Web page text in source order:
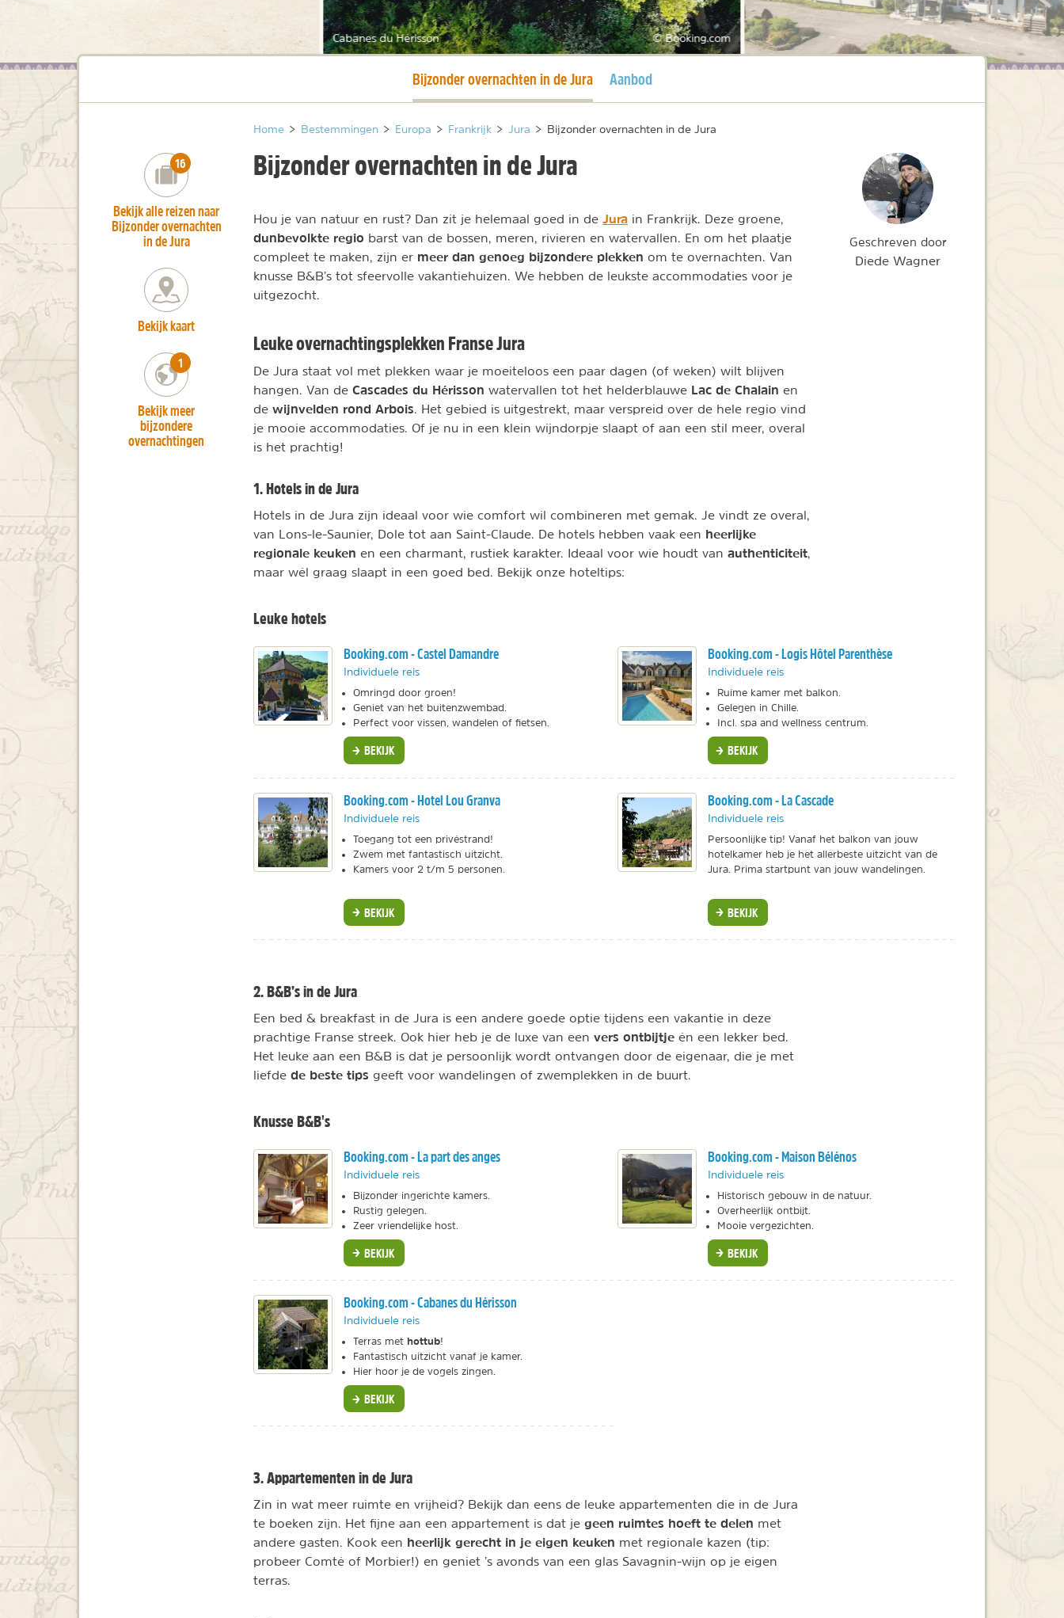
Cabanes du Hérisson © Booking.com
Huidige pagina
Bijzonder overnachten in de Jura Aanbod
Home > Bestemmingen > Europa > Frankrijk > Jura > Bijzonder overnachten in de Jura
Bijzonder overnachten in de Jura
Hou je van natuur en rust? Dan zit je helemaal goed in de Jura in Frankrijk. Deze groene,
dunbevolkte regio barst van de bossen, meren, rivieren en watervallen. En om het plaatje
compleet te maken, zijn er meer dan genoeg bijzondere plekken om te overnachten. Van
knusse B&B’s tot sfeervolle vakantiehuizen. We hebben de leukste accommodaties voor je
uitgezocht.
Leuke overnachtingsplekken Franse Jura
De Jura staat vol met plekken waar je moeiteloos een paar dagen (of weken) wilt blijven
hangen. Van de Cascades du Hérisson watervallen tot het helderblauwe Lac de Chalain en
de wijnvelden rond Arbois. Het gebied is uitgestrekt, maar verspreid over de hele regio vind
je mooie accommodaties. Of je nu in een klein wijndorpje slaapt of aan een stil meer, overal
is het prachtig!
1. Hotels in de Jura
Hotels in de Jura zijn ideaal voor wie comfort wil combineren met gemak. Je vindt ze overal,
van Lons-le-Saunier, Dole tot aan Saint-Claude. De hotels hebben vaak een heerlijke
regionale keuken en een charmant, rustiek karakter. Ideaal voor wie houdt van authenticiteit,
maar wél graag slaapt in een goed bed. Bekijk onze hoteltips:
Leuke hotels
Booking.com - Castel Damandre
Individuele reis
Omringd door groen!
Geniet van het buitenzwembad.
Perfect voor vissen, wandelen of fietsen.
BEKIJK
Booking.com - Logis Hôtel Parenthèse
Individuele reis
Ruime kamer met balkon.
Gelegen in Chille.
Incl. spa and wellness centrum.
BEKIJK
Booking.com - Hotel Lou Granva
Individuele reis
Toegang tot een privéstrand!
Zwem met fantastisch uitzicht.
Kamers voor 2 t/m 5 personen.
BEKIJK
Booking.com - La Cascade
Individuele reis
Persoonlijke tip! Vanaf het balkon van jouw
hotelkamer heb je het allerbeste uitzicht van de
Jura. Prima startpunt van jouw wandelingen.
BEKIJK
2. B&B’s in de Jura
Een bed & breakfast in de Jura is een andere goede optie tijdens een vakantie in deze
prachtige Franse streek. Ook hier heb je de luxe van een vers ontbijtje én een lekker bed.
Het leuke aan een B&B is dat je persoonlijk wordt ontvangen door de eigenaar, die je met
liefde de beste tips geeft voor wandelingen of zwemplekken in de buurt.
Knusse B&B's
Booking.com - La part des anges
Individuele reis
Bijzonder ingerichte kamers.
Rustig gelegen.
Zeer vriendelijke host.
BEKIJK
Booking.com - Maison Bélénos
Individuele reis
Historisch gebouw in de natuur.
Overheerlijk ontbijt.
Mooie vergezichten.
BEKIJK
Booking.com - Cabanes du Hérisson
Individuele reis
Terras met hottub!
Fantastisch uitzicht vanaf je kamer.
Hier hoor je de vogels zingen.
BEKIJK
3. Appartementen in de Jura
Zin in wat meer ruimte en vrijheid? Bekijk dan eens de leuke appartementen die in de Jura
te boeken zijn. Het fijne aan een appartement is dat je geen ruimtes hoeft te delen met
andere gasten. Kook een heerlijk gerecht in je eigen keuken met regionale kazen (tip:
probeer Comté of Morbier!) en geniet ’s avonds van een glas Savagnin-wijn op je eigen
terras.
number_of_trips:
16
Bekijk alle reizen naar
Bijzonder overnachten
in de Jura
Bekijk kaart
number_of_trips:
1
Bekijk meer
bijzondere
overnachtingen
Geschreven door
Diede Wagner